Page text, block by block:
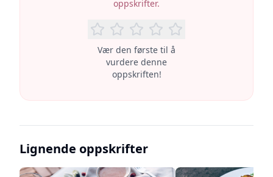
oppskrifter.
Vær den første til å
vurdere denne
oppskriften!
Lignende oppskrifter